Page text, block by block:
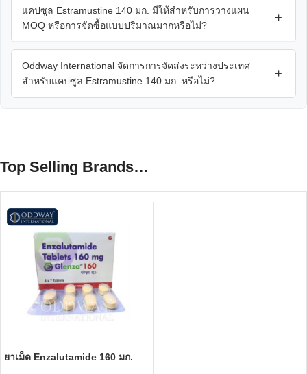
แคปซูล Estramustine 140 มก. มีให้สำหรับการวางแผน
MOQ หรือการจัดซื้อแบบปริมาณมากหรือไม่?
+
Oddway International จัดการการจัดส่งระหว่างประเทศ
สำหรับแคปซูล Estramustine 140 มก. หรือไม่?
+
Top Selling Brands…
ยาเม็ด Enzalutamide 160 มก.